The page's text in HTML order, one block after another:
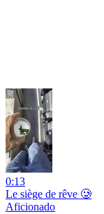
0:13
Le siège de rêve 🥲
Aficionado